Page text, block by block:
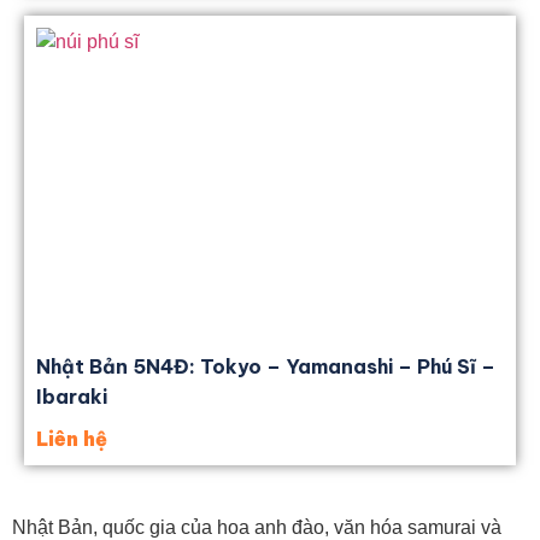
Nhật Bản 5N4Đ: Tokyo – Yamanashi – Phú Sĩ –
Ibaraki
Liên hệ
Nhật Bản, quốc gia của hoa anh đào, văn hóa samurai và